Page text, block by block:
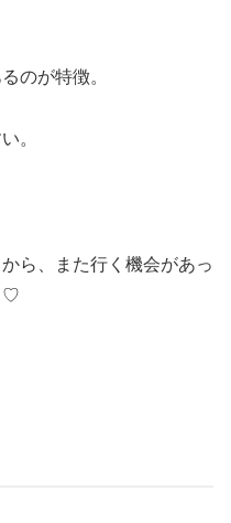
のが特徴。
。
ら、また行く機会があっ
♡